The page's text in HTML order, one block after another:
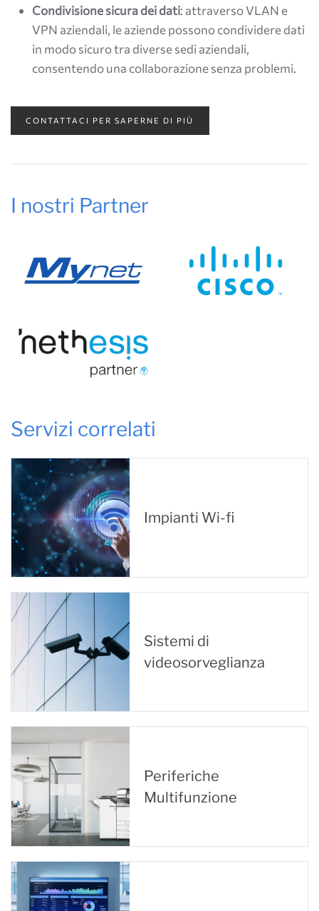
Condivisione sicura dei dati: attraverso VLAN e
VPN aziendali, le aziende possono condividere dati
in modo sicuro tra diverse sedi aziendali,
consentendo una collaborazione senza problemi.
CONTATTACI PER SAPERNE DI PIÙ
I nostri Partner
Servizi correlati
Impianti Wi-fi
Sistemi di
videosorveglianza
Periferiche
Multifunzione